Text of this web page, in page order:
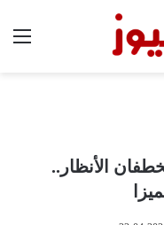
الأنظار..